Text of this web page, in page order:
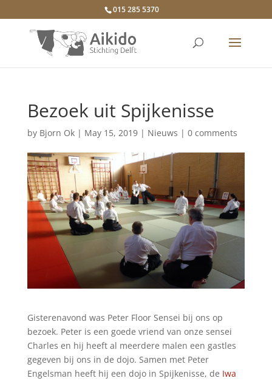
015 285 5370
Bezoek uit Spijkenisse
by Bjorn Ok| May 15, 2019| Nieuws | 0 comments
Gisterenavond was Peter Floor Sensei bij ons op
bezoek. Peter is een goede vriend van onze sensei
Charles en hij heeft al meerdere malen een gastles
gegeven bij ons in de dojo. Samen met Peter
Engelsman heeft hij een dojo in Spijkenisse, de Iwa